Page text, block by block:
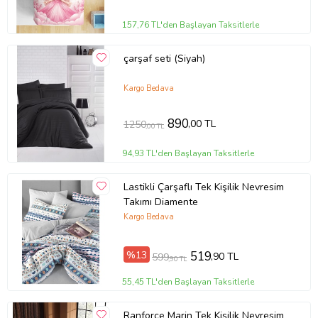
157,76 TL'den Başlayan Taksitlerle
çarşaf seti (Siyah)
Kargo Bedava
1250,00 TL 890,00 TL
94,93 TL'den Başlayan Taksitlerle
Lastikli Çarşaflı Tek Kişilik Nevresim
Takımı Diamente
Kargo Bedava
%13 599,90 TL 519,90 TL
55,45 TL'den Başlayan Taksitlerle